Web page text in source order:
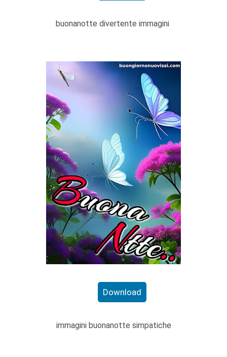
buonanotte divertente immagini
Download
immagini buonanotte simpatiche